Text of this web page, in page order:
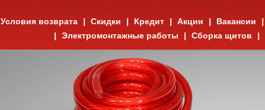
Условия возврата Скидки Кредит Акции Вакансии
Электромонтажные работы
Сборка щитов